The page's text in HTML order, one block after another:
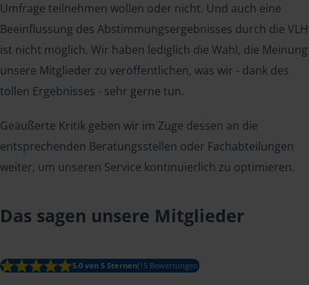
Umfrage teilnehmen wollen oder nicht. Und auch eine
Beeinflussung des Abstimmungsergebnisses durch die VLH
ist nicht möglich. Wir haben lediglich die Wahl, die Meinung
unsere Mitglieder zu veröffentlichen, was wir - dank des
tollen Ergebnisses - sehr gerne tun.
Geäußerte Kritik geben wir im Zuge dessen an die
entsprechenden Beratungsstellen oder Fachabteilungen
weiter, um unseren Service kontinuierlich zu optimieren.
Das sagen unsere Mitglieder
5.0 von 5 Sternen(15 Bewertungen)